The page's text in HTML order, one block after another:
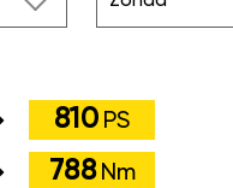
810 PS
788 Nm